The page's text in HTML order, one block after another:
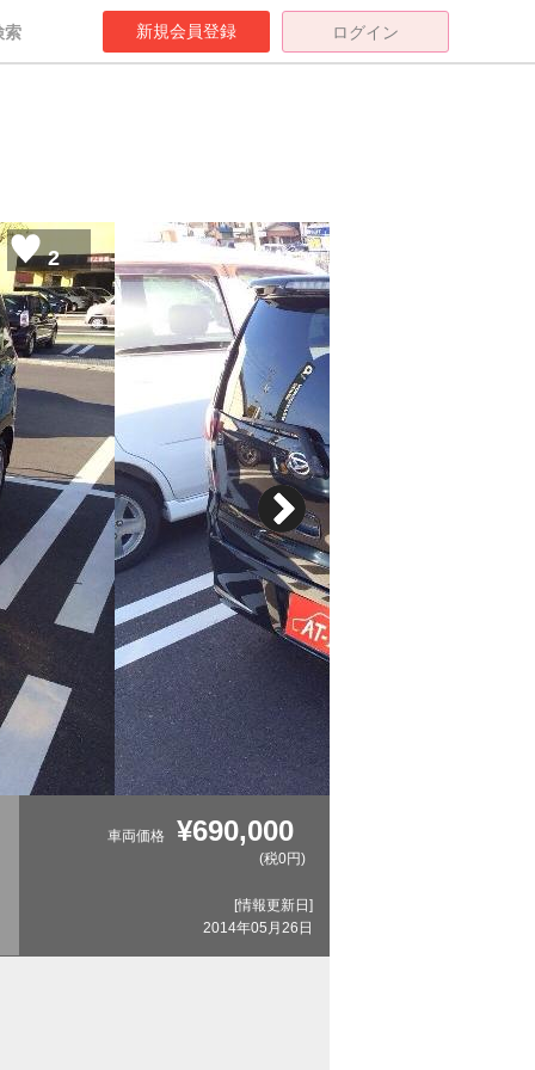
索 新規会員登録 ログイン
2
車両価格 ¥690,000
(税0円)
[情報更新日]
2014年05月26日